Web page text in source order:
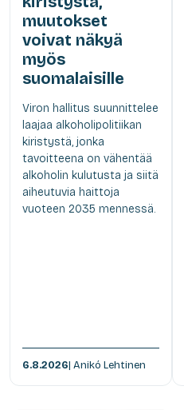
muutokset
voivat näkyä
myös
suomalaisille
Viron hallitus suunnittelee
laajaa alkoholipolitiikan
kiristystä, jonka
tavoitteena on vähentää
alkoholin kulutusta ja siitä
aiheutuvia haittoja
vuoteen 2035 mennessä.
6.8.2026| Anikó Lehtinen